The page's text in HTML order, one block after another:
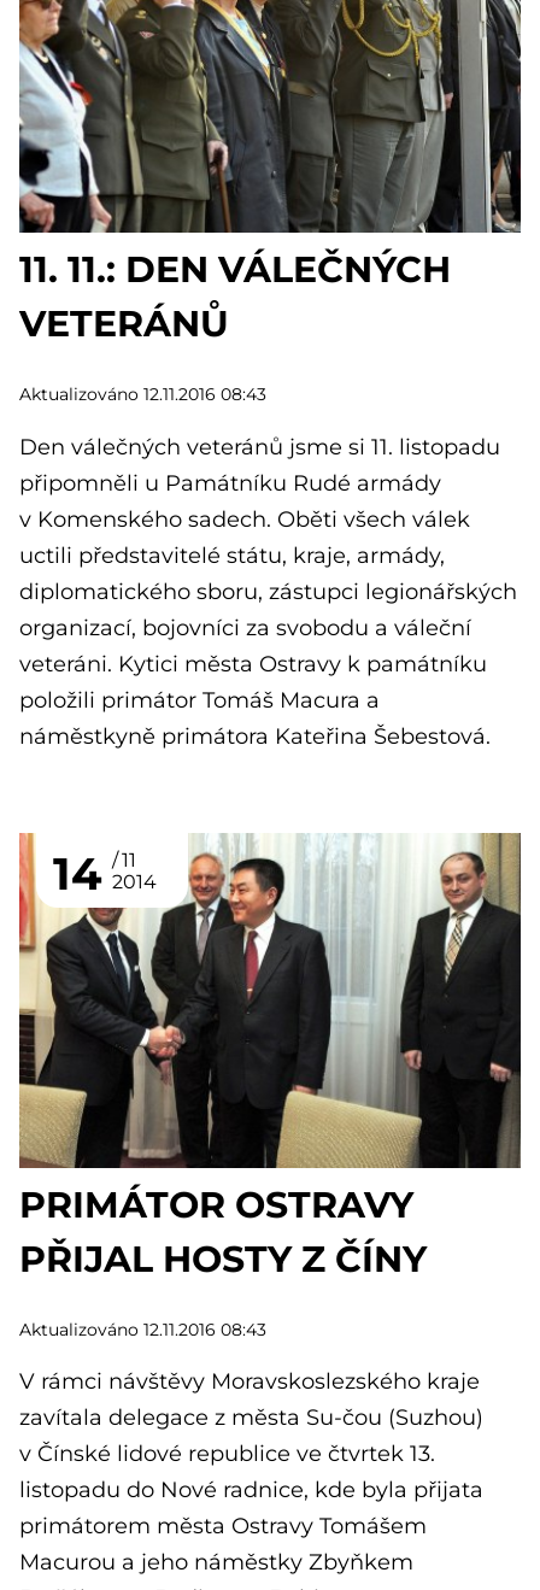
11. 11.: DEN VÁLEČNÝCH
VETERÁNŮ
Aktualizováno 12.11.2016 08:43
Den válečných veteránů jsme si 11. listopadu
připomněli u Památníku Rudé armády
v Komenského sadech. Oběti všech válek
uctili představitelé státu, kraje, armády,
diplomatického sboru, zástupci legionářských
organizací, bojovníci za svobodu a váleční
veteráni. Kytici města Ostravy k památníku
položili primátor Tomáš Macura a
náměstkyně primátora Kateřina Šebestová.
14
11
2014
PRIMÁTOR OSTRAVY
PŘIJAL HOSTY Z ČÍNY
Aktualizováno 12.11.2016 08:43
V rámci návštěvy Moravskoslezského kraje
zavítala delegace z města Su-čou (Suzhou)
v Čínské lidové republice ve čtvrtek 13.
listopadu do Nové radnice, kde byla přijata
primátorem města Ostravy Tomášem
Macurou a jeho náměstky Zbyňkem